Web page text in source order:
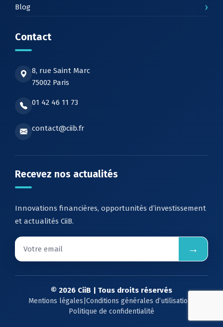
Blog ›
Contact
8, rue Saint Marc
75002 Paris
01 42 46 11 73
contact@ciib.fr
Recevez nos actualités
Innovations financières, opportunités d’investissement
et actualités CiiB.
→
© 2026 CiiB | Tous droits réservés
Mentions légales Conditions générales d’utilisation
Politique de confidentialité